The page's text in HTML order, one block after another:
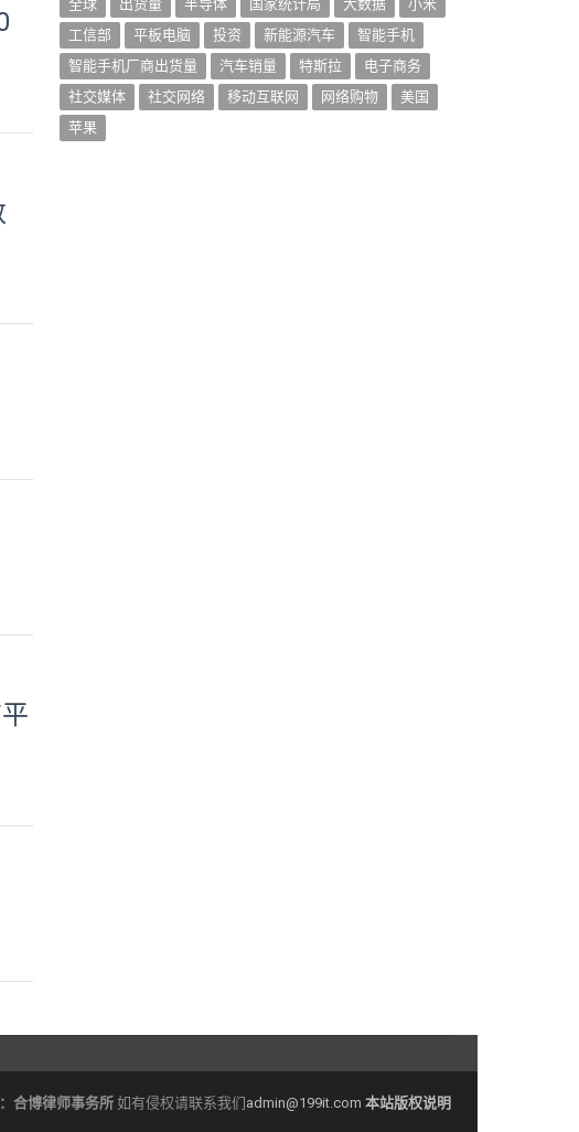
全球
出货量 半导体 国家统计局 大数据
小米
工信部
平板电脑 投资 新能源汽车
智能手机
智能手机厂商出货量
汽车销量 特斯拉
电子商务
社交媒体
社交网络 移动互联网 网络购物
美国
苹果
合博律师事务所 如有侵权请联系我们 admin@199it.com 本站版权说明